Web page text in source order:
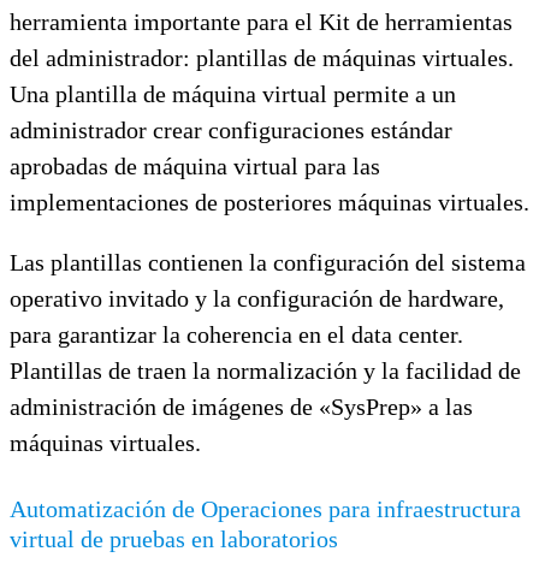
herramienta importante para el Kit de herramientas
del administrador: plantillas de máquinas virtuales.
Una plantilla de máquina virtual permite a un
administrador crear configuraciones estándar
aprobadas de máquina virtual para las
implementaciones de posteriores máquinas virtuales.
Las plantillas contienen la configuración del sistema
operativo invitado y la configuración de hardware,
para garantizar la coherencia en el data center.
Plantillas de traen la normalización y la facilidad de
administración de imágenes de «SysPrep» a las
máquinas virtuales.
Automatización de Operaciones para infraestructura
virtual de pruebas en laboratorios